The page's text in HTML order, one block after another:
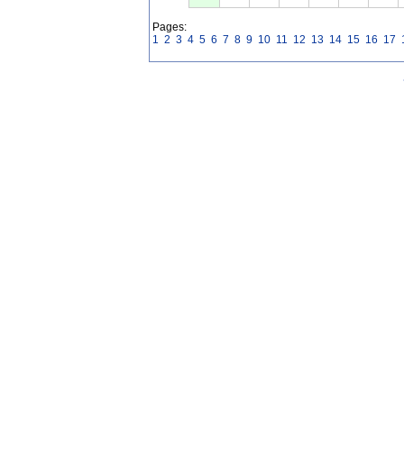
Pages:
1 2 3 4 5 6 7 8 9 10 11 12 13 14 15 16 17